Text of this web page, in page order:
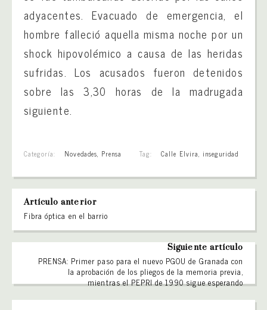
adyacentes. Evacuado de emergencia, el
hombre falleció aquella misma noche por un
shock hipovolémico a causa de las heridas
sufridas. Los acusados fueron detenidos
sobre las 3,30 horas de la madrugada
siguiente.
Categoría: Novedades, Prensa Tag: Calle Elvira, inseguridad
Artículo anterior
Fibra óptica en el barrio
Siguiente artículo
PRENSA: Primer paso para el nuevo PGOU de Granada con
la aprobación de los pliegos de la memoria previa,
mientras el PEPRI de 1990 sigue esperando